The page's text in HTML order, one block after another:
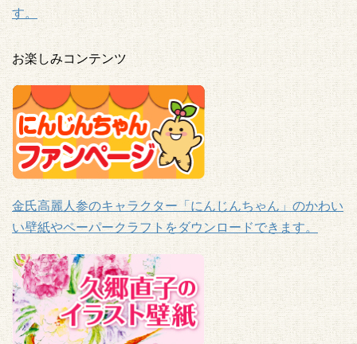
す。
お楽しみコンテンツ
金氏高麗人参のキャラクター「にんじんちゃん」のかわい
い壁紙やペーパークラフトをダウンロードできます。